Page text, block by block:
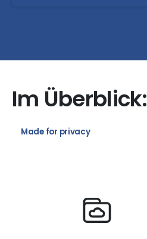
Made for privacy
Im Überblick: